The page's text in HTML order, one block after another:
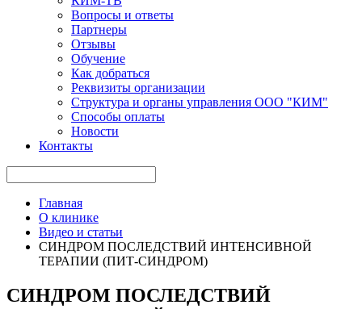
Вопросы и ответы
Партнеры
Отзывы
Обучение
Как добраться
Реквизиты организации
Структура и органы управления ООО "КИМ"
Способы оплаты
Новости
Контакты
Главная
О клинике
Видео и статьи
СИНДРОМ ПОСЛЕДСТВИЙ ИНТЕНСИВНОЙ
ТЕРАПИИ (ПИТ-СИНДРОМ)
СИНДРОМ ПОСЛЕДСТВИЙ